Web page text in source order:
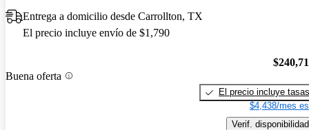
Entrega a domicilio desde Carrollton, TX
El precio incluye envío de $1,790
Buena oferta
El precio incluye tasas
$4,438/mes
Verif. disponibilidad